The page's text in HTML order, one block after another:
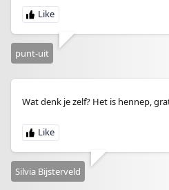
punt-uit
Wat denk je zelf? Het is hennep,
Silvia Bijsterveld